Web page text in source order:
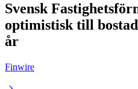
Svensk
optimistisk till
år
Finwire